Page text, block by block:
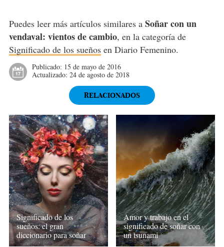
Puedes leer más artículos similares a Soñar con un
vendaval: vientos de cambio, en la categoría de
Significado de los sueñosen Diario Femenino.
Publicado: 15 de mayo de 2016
Actualizado: 24 de agosto de 2018
RELACIONADOS
Significado de los
sueños: el gran
diccionario para soñar
Amor y trabajo en el
significado de soñar con
un tsunami